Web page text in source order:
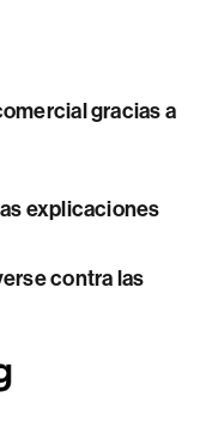
gracias a
explicaciones
contra las